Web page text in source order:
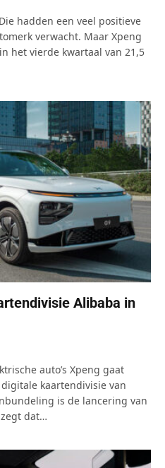
hadden een veel positieve
verwacht. Maar Xpeng
het vierde kwartaal van 21,5
Alibaba in
auto’s Xpeng gaat
kaartendivisie van
is de lancering van
dat…